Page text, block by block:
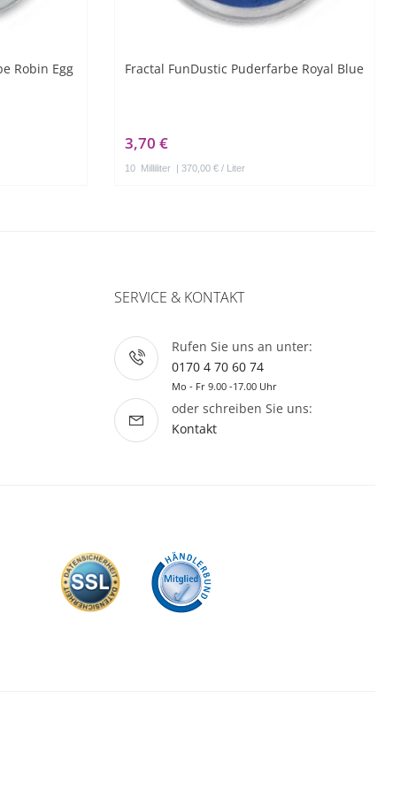
Robin Egg
Fractal FunDustic Puderfarbe Royal Blue
3,70 €
10 Milliliter | 370,00 € / Liter
SERVICE & KONTAKT
Rufen Sie uns an unter:
0170 4 70 60 74
Mo - Fr 9.00 -17.00 Uhr
oder schreiben Sie uns:
Kontakt